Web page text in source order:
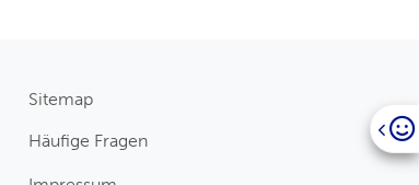
Sitemap
Häufige Fragen